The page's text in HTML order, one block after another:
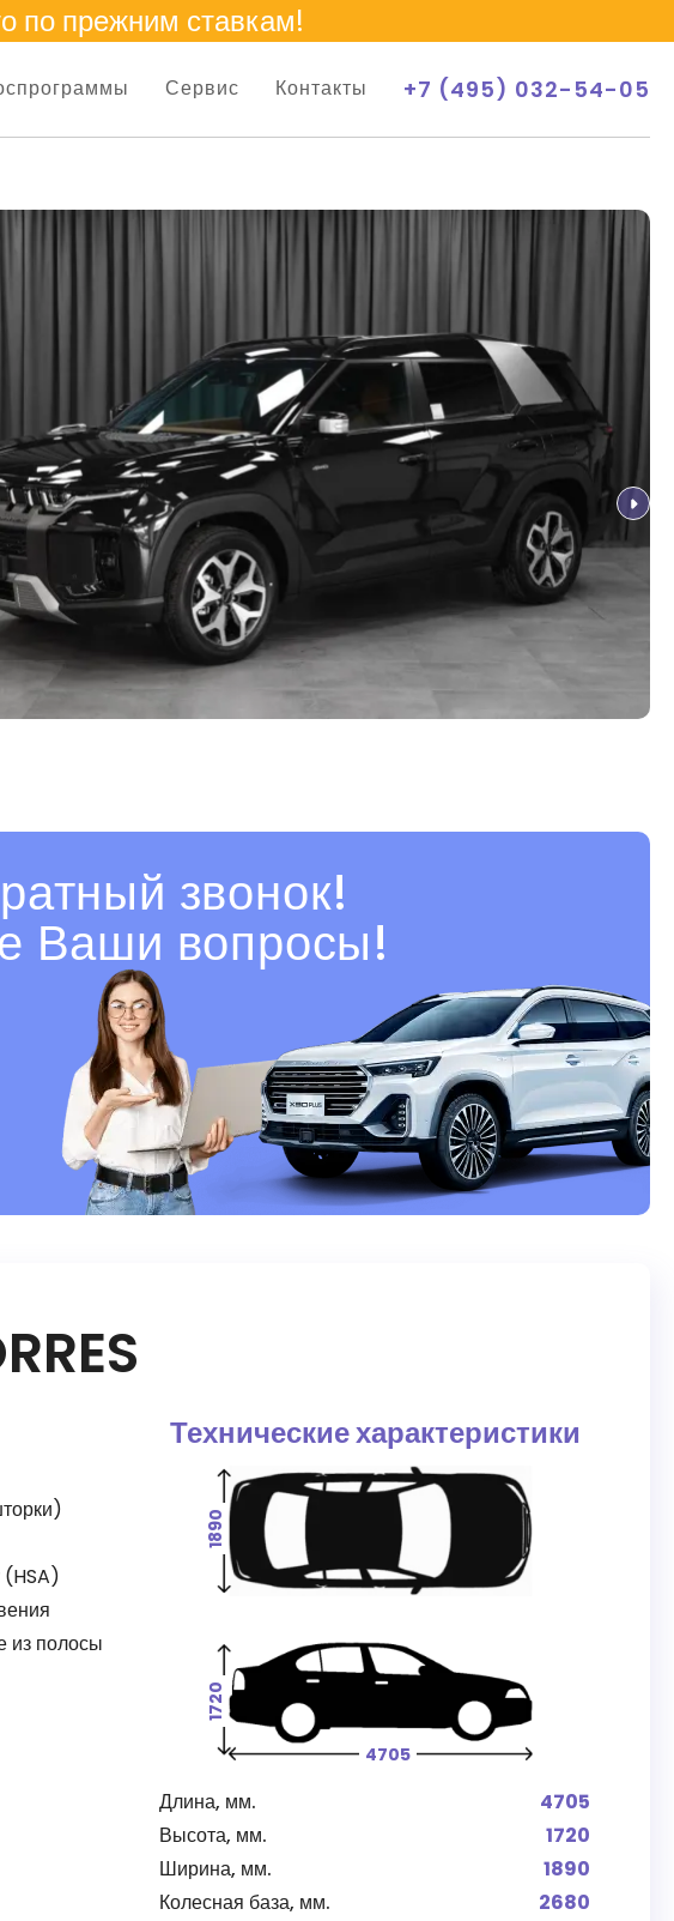
по прежним ставкам!
Сервис Контакты +7 (495) 032-54-05
звонок!
Ваши вопросы!
(HSA)
из полосы
Технические характеристики
4705
1720
1890
Длина, мм.
4705
Высота, мм.
1720
Ширина, мм.
1890
Колесная база, мм.
2680